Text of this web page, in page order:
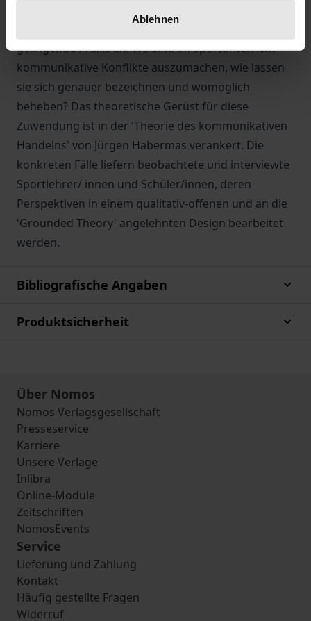
Ablehnen
gelingende Praxis an. Wo sind im Sportunterricht
kommunikative Konflikte auszumachen, wie lassen
sie sich genauer bezeichnen und womöglich
beheben? Das theoretische Gerüst für diese
Zuwendung ist in der 'Theorie des kommunikativen
Handelns' von Jürgen Habermas verankert. Die
konkreten Fälle liefern beobachtete und interviewte
Sportlehrer/ innen und Schüler/innen, deren
Perspektiven in einem qualitativ-offenen und an die
'Grounded Theory' angelehnten Design bearbeitet
werden.
Bibliografische Angaben
Produktsicherheit
Über Nomos
Nomos Verlagsgesellschaft
Presseservice
Karriere
Unsere Verlage
Inlibra
Online-Module
Zeitschriften
NomosEvents
Service
Lieferung und Zahlung
Kontakt
Häufig gestellte Fragen
Widerruf